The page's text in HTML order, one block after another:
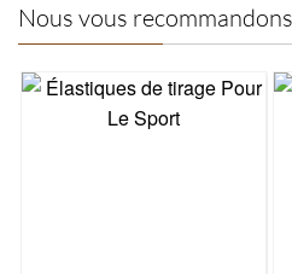
Nous vous recommandons